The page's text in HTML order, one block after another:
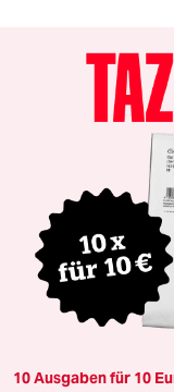
10 Ausgaben für 10